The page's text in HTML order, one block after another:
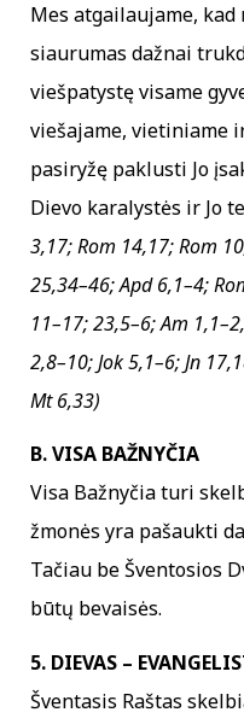
Mes atgailaujame,
siaurumas dažnai
viešpatystę visame
viešajame, vietiniame
pasiryžę paklusti Jo
Dievo karalystės ir Jo
3,17; Rom 14,17; Rom
25,34–46; Apd 6,1–4;
11–17; 23,5–6; Am
2,8–10; Jok 5,1–6; Jn
Mt 6,33)
B. VISA BAŽNYČIA
Visa Bažnyčia turi
žmonės yra pašaukti
Tačiau be Šventosios
būtų bevaisės.
5. DIEVAS –
Šventasis Raštas